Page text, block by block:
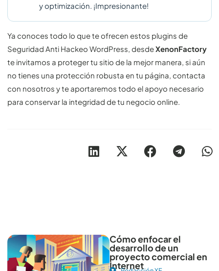
y optimización. ¡Impresionante!
Ya conoces todo lo que te ofrecen estos plugins de
Seguridad Anti Hackeo WordPress, desdeXenonFactory
te invitamos a proteger tu sitio de la mejor manera, si aún
no tienes una protección robusta en tu página, contacta
con nosotros y te aportaremos todo el apoyo necesario
para conservar la integridad de tu negocio online.
Cómo enfocar el
desarrollo de un
proyecto comercial en
Internet